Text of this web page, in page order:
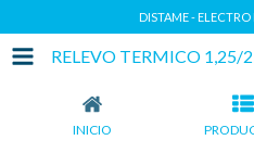
DISTAME - ELECTRO
RELEVO TERMICO 1,25/
INICIO